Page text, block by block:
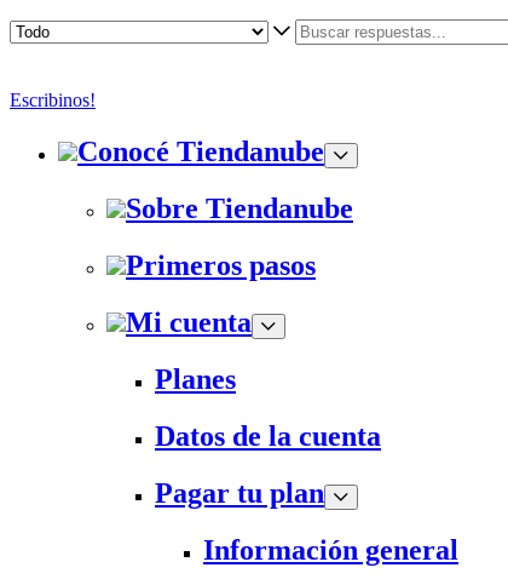
Escribinos!
Conocé Tiendanube
Sobre Tiendanube
Primeros pasos
Mi cuenta
Planes
Datos de la cuenta
Pagar tu plan
Información general